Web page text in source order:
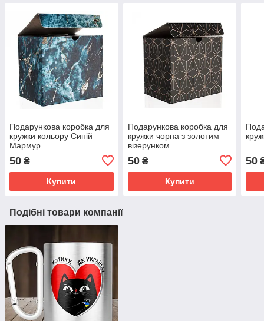
Подарункова коробка для
кружки кольору Синій
Мармур
50 ₴
Купити
Подарункова коробка для
кружки чорна з золотим
візерунком
50₴
Купити
50
Подібні товари компанії